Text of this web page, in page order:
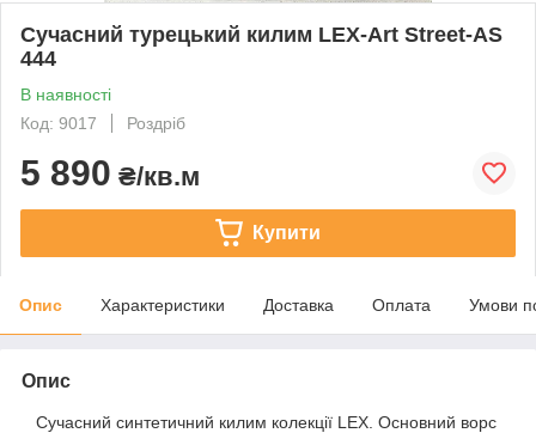
Сучасний турецький килим LEX-Art Street-AS
444
В наявності
Код: 9017
Роздріб
5 890 ₴/кв.м
Купити
Опис Характеристики Доставка Оплата Умови
Опис
Сучасний синтетичний килим колекції LEX. Основний ворс